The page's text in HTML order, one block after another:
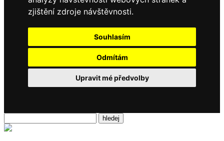
zjištění zdroje návštěvnosti.
Souhlasím
Odmítám
Upravit mé předvolby